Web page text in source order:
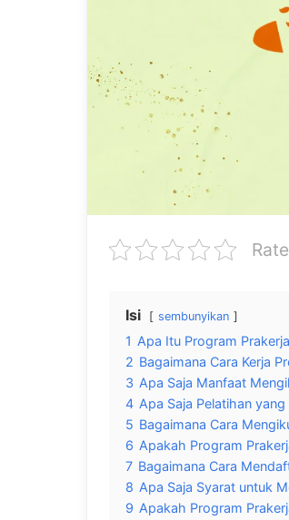
Isi sembunyikan
1 Apa Itu Program
2 Bagaimana Cara Kerja
3 Apa Saja Manfaat
4 Apa Saja Pelatihan
5 Bagaimana Cara
6 Apakah Program
7 Bagaimana Cara
8 Apa Saja Syarat untuk
9 Apakah Program